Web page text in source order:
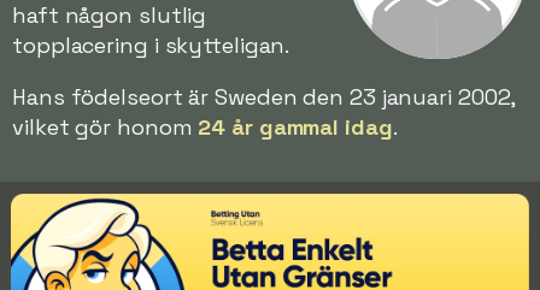
haft någon slutlig
topplacering i skytteligan.
Hans födelseort är Sweden den 23 januari 2002,
vilket gör honom 24 år gammal idag.